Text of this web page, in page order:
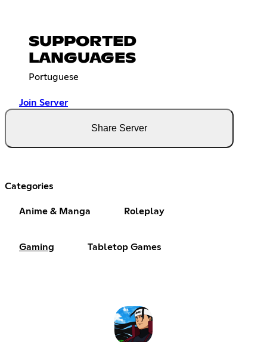
SUPPORTED
LANGUAGES
Portuguese
Join Server
Share Server
Categories
Anime & Manga Roleplay
Gaming Tabletop Games